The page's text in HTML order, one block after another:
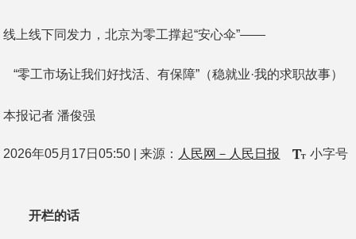
线上线下同发力，北京为零工撑起“安心伞”——
“零工市场让我们好找活、有保障”（稳就业·我的求职故事）
本报记者 潘俊强
2026年05月17日05:50 | 来源： 人民网－人民日报 小字号
开栏的话